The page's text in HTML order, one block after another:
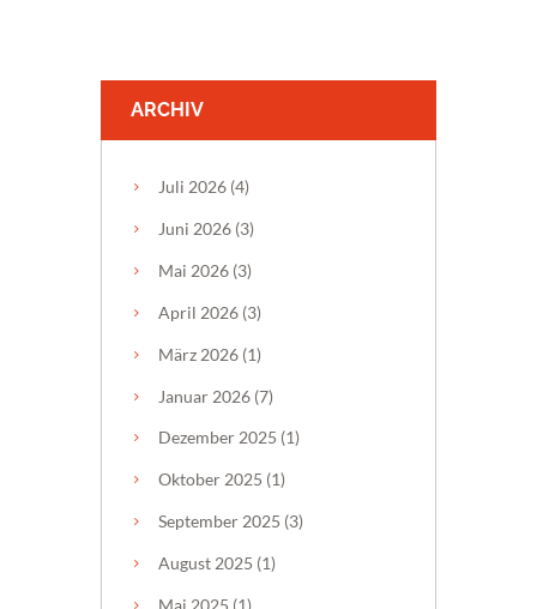
ARCHIV
Juli 2026(4)
Juni 2026(3)
Mai 2026(3)
April 2026(3)
März 2026(1)
Januar 2026(7)
Dezember2025 (1)
Oktober 2025 (1)
September 2025 (3)
August 2025 (1)
Mai 2025 (1)